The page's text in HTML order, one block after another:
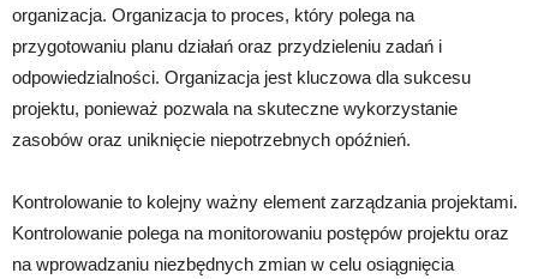
organizacja. Organizacja to proces, który polega na
przygotowaniu planu działań oraz przydzieleniu zadań i
odpowiedzialności. Organizacja jest kluczowa dla sukcesu
projektu, ponieważ pozwala na skuteczne wykorzystanie
zasobów oraz uniknięcie niepotrzebnych opóźnień.
Kontrolowanie to kolejny ważny element zarządzania projektami.
Kontrolowanie polega na monitorowaniu postępów projektu oraz
na wprowadzaniu niezbędnych zmian w celu osiągnięcia